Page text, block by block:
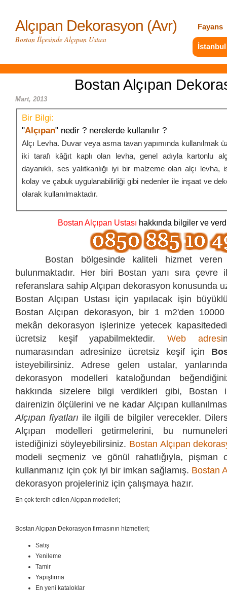
Alçıpan Dekorasyon (Avr)
Bostan İlçesinde Alçıpan Ustası
Fayans
Bostan Alçıpan
Mart, 2013
Bir Bilgi:
"Alçıpan" nedir ? nerelerde kullanılır ?
Alçı Levha. Duvar veya asma tavan yapımında kullanılmak
iki tarafı kâğıt kaplı olan levha, genel adıyla kartonlu
dayanıklı, ses yalıtkanlığı iyi bir malzeme olan alçı levha,
kolay ve çabuk uygulanabilirliği gibi nedenler ile inşaat ve
olarak kullanılmaktadır.
Bostan Alçıpan Ustası hakkında bilgiler ve
Bostan bölgesinde kaliteli hizmet veren
bulunmaktadır. Her biri Bostan yanı sıra
referanslara sahip Alçıpan dekorasyon konusunda
Bostan Alçıpan Ustası için yapılacak işin
Bostan Alçıpan dekorasyon, bir 1 m2'den
mekân dekorasyon işlerinize yetecek
ücretsiz keşif yapabilmektedir. Web adresi
numarasından adresinize ücretsiz keşif için
isteyebilirsiniz. Adrese gelen ustalar,
dekorasyon modelleri kataloğundan
hakkında sizelere bilgi verdikleri gibi, Bostan
dairenizin ölçülerini ve ne kadar Alçıpan
Alçıpan fiyatları ile ilgili de bilgiler verecekler.
Alçıpan modelleri getirmelerini, bu
istediğinizi söyleyebilirsiniz. Bostan Alçıpan
modeli seçmeniz ve gönül rahatlığıyla, pişman
kullanmanız için çok iyi bir imkan sağlamış. Bostan
dekorasyon projeleriniz için çalışmaya hazır.
En çok tercih edilen Alçıpan modelleri;
Bostan Alçıpan Dekorasyon firmasının hizmetleri;
Satış
Yenileme
Tamir
Yapıştırma
En yeni kataloklar